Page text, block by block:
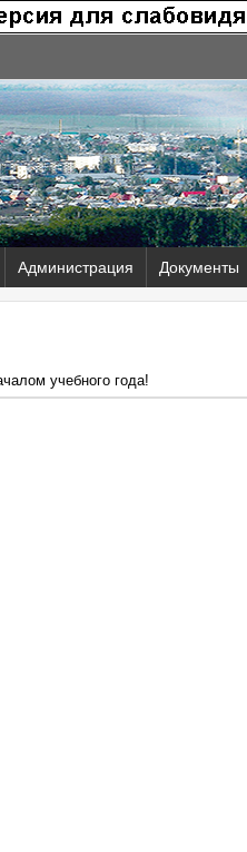
Администрация Документы
учебного года!